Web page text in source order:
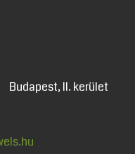
Budapest, II. kerület